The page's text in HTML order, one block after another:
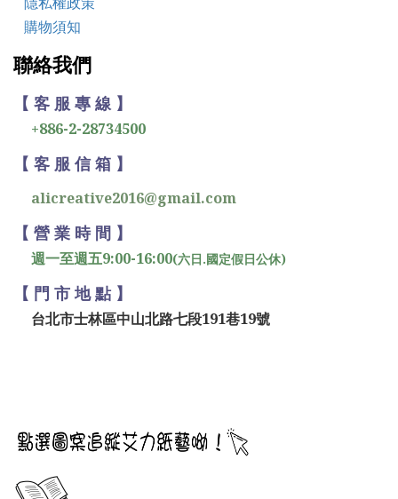
購物須知
聯絡我們
【 客 服 專 線 】
+886-2-28734500
【 客 服 信 箱 】
alicreative2016@gmail.com
【 營 業 時 間 】
週一至週五9:00-16:00(六日.國定假日公休)
【 門 市 地 點 】
台北市士林區中山北路七段191巷19號